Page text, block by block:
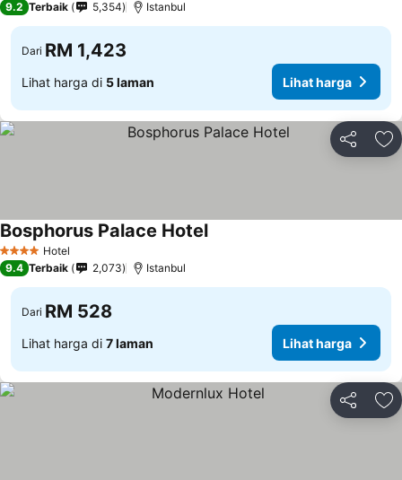
9.2 Terbaik 5,354 Istanbul
Dari RM 1,423
Lihat harga di 5 laman Lihat harga
Kongsi
4 BintangHotel
Bosphorus Palace Hotel
9.4 Terbaik 2,073 Istanbul
Dari RM 528
Lihat harga di 7 laman Lihat harga
Kongsi